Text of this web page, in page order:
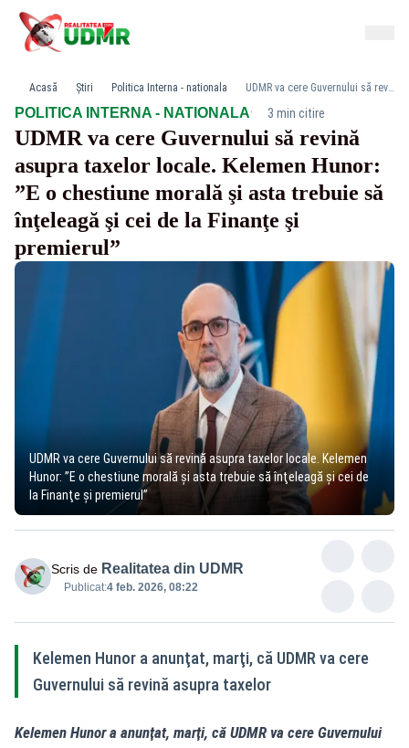
Acasă Știri Politica Interna - nationala UDMR va cere Guvernului să revină asupra taxelor locale. Kelemen Hunor: ”E o chestiune morală şi asta trebuie să înţeleagă şi cei de la Finanţe şi premierul”
POLITICA INTERNA - NATIONALA· 3 min citire
UDMR va cere Guvernului să revină
asupra taxelor locale. Kelemen Hunor:
”E o chestiune morală şi asta trebuie să
înţeleagă şi cei de la Finanţe şi
premierul”
UDMR va cere Guvernului să revină asupra taxelor locale. Kelemen
Hunor: ”E o chestiune morală şi asta trebuie să înţeleagă şi cei de
la Finanţe şi premierul”
Scris de Realitatea din UDMR
Publicat:4 feb. 2026, 08:22
Kelemen Hunor a anunţat, marţi, că UDMR va cere
Guvernului să revină asupra taxelor
Kelemen Hunor a anunţat, marţi, că UDMR va cere Guvernului